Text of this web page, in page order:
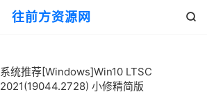
往前方资源网 
系统推荐[Windows]Win10 LTSC
2021(19044.2728) 小修精简版